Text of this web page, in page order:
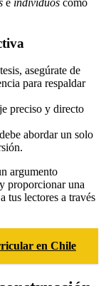
asegúrate de
para respaldar
preciso y directo
abordar un solo
argumento
proporcionar una
tus lectores a través
en Chile